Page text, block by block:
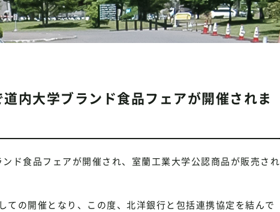
内大学ブランド食品フェアが開催されま
ド食品フェアが開催され、室蘭工業大学公認商品が販売され
の開催となり、この度、北洋銀行と包括連携協定を結んで